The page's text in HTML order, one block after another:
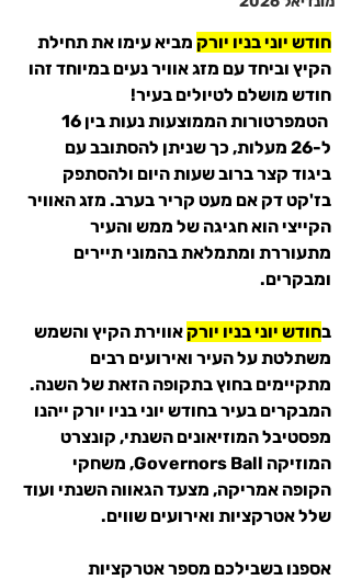
חודש יוני בניו יורק מביא עימו את תחילת
הקיץ וביחד עם מזג אוויר נעים במיוחד זהו
חודש מושלם לטיולים בעיר!
ל-26 מעלות, כך שניתן להסתובב עם
ביגוד קצר ברוב שעות היום ולהסתפק
בז'קט דק אם מעט קריר בערב. מזג האוויר
הקייצי הוא חגיגה של ממש והעיר
מתעוררת ומתמלאת בהמוני תיירים
ומבקרים.
בחודש יוני בניו יורק אווירת הקיץ והשמש
משתלטת על העיר ואירועים רבים
מתקיימים בחוץ בתקופה הזאת של השנה.
המבקרים בעיר בחודש יוני בניו יורק ייהנו
מפסטיבל המוזיאונים השנתי, קונצרט
המוזיקה Governors Ball, משחקי
הקופה אמריקה, מצעד הגאווה השנתי ועוד
שלל אטרקציות ואירועים שווים.
אספנו בשבילכם מספר אטרקציות